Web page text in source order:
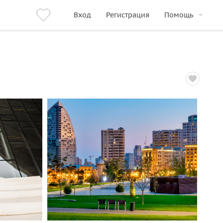
Вход Регистрация Помощь